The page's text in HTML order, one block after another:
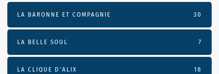
LA BARONNE ET COMPAGNIE 30
LA BELLE SOUL 7
LA CLIQUE D'ALIX 18